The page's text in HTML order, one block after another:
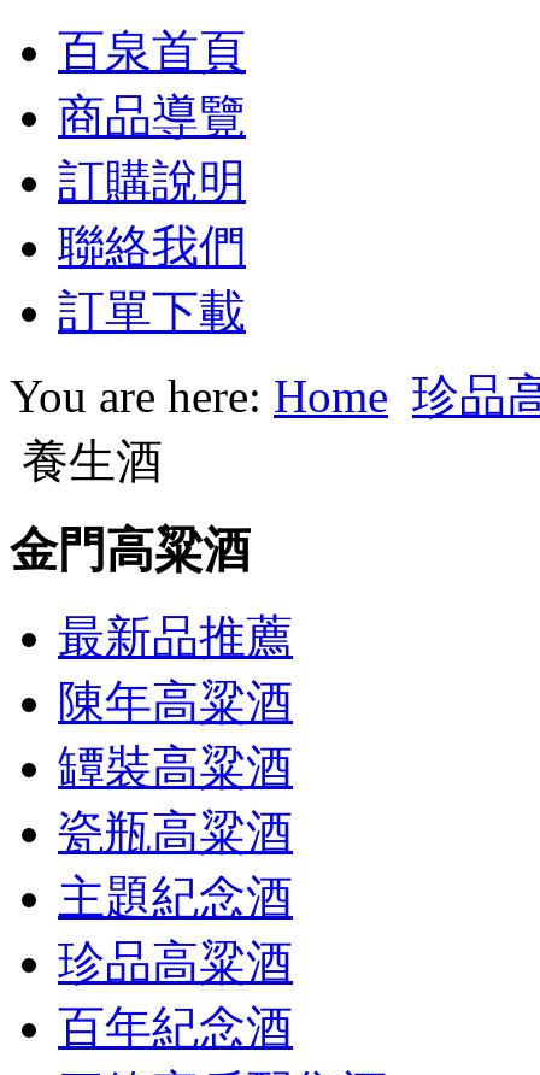
百泉首頁
商品導覽
訂購說明
聯絡我們
訂單下載
You are here: Home 珍品
養生酒
金門高粱酒
最新品推薦
陳年高粱酒
罈裝高粱酒
瓷瓶高粱酒
主題紀念酒
珍品高粱酒
百年紀念酒